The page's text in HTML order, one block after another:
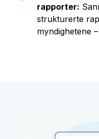
rapporter:
strukturerte
myndighetene